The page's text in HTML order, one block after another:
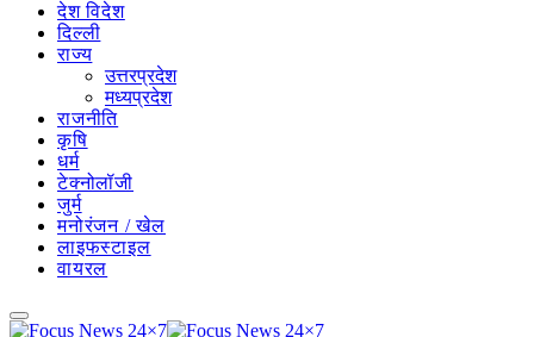
देश विदेश
दिल्ली
राज्य
उत्तरप्रदेश
मध्यप्रदेश
राजनीति
कृषि
धर्म
टेक्नोलॉजी
जुर्म
मनोरंजन / खेल
लाइफस्टाइल
वायरल